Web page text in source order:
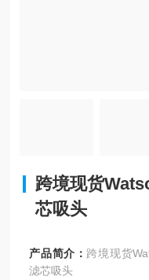
跨境现货
芯吸头
产品简介： 跨境现货Watson沃森
滤芯吸头